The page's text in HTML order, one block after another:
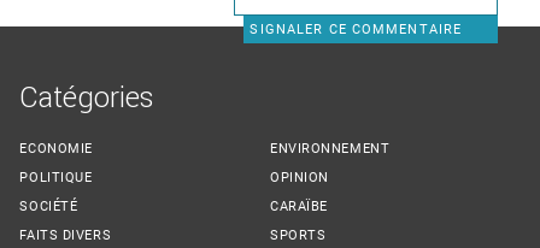
SIGNALER CE COMMENTAIRE
Catégories
ECONOMIE
POLITIQUE
SOCIÉTÉ
FAITS DIVERS
ENVIRONNEMENT
OPINION
CARAÏBE
SPORTS